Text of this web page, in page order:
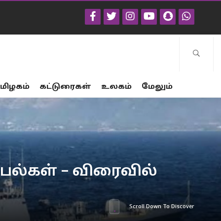
கட்டுரைகள் உலகம் மேலும்
– விரைவில்
Scroll Down To Discover